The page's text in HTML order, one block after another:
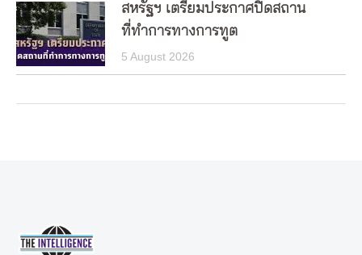
สหรัฐฯ เตรียมประกาศปิดสถาน
ที่ทำการทางการทูต
5 August 2026